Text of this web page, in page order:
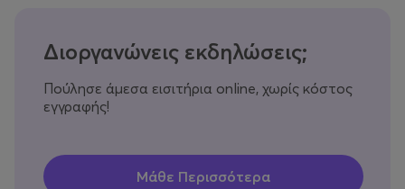
Διοργανώνεις εκδηλώσεις;
Πούλησε άμεσα εισιτήρια online, χωρίς κόστος
εγγραφής!